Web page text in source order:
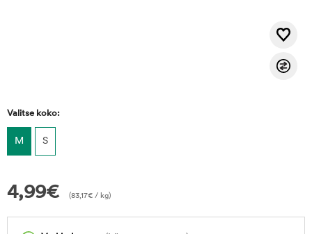
Valitse koko:
M S
4,99€ (83,17€ / kg)